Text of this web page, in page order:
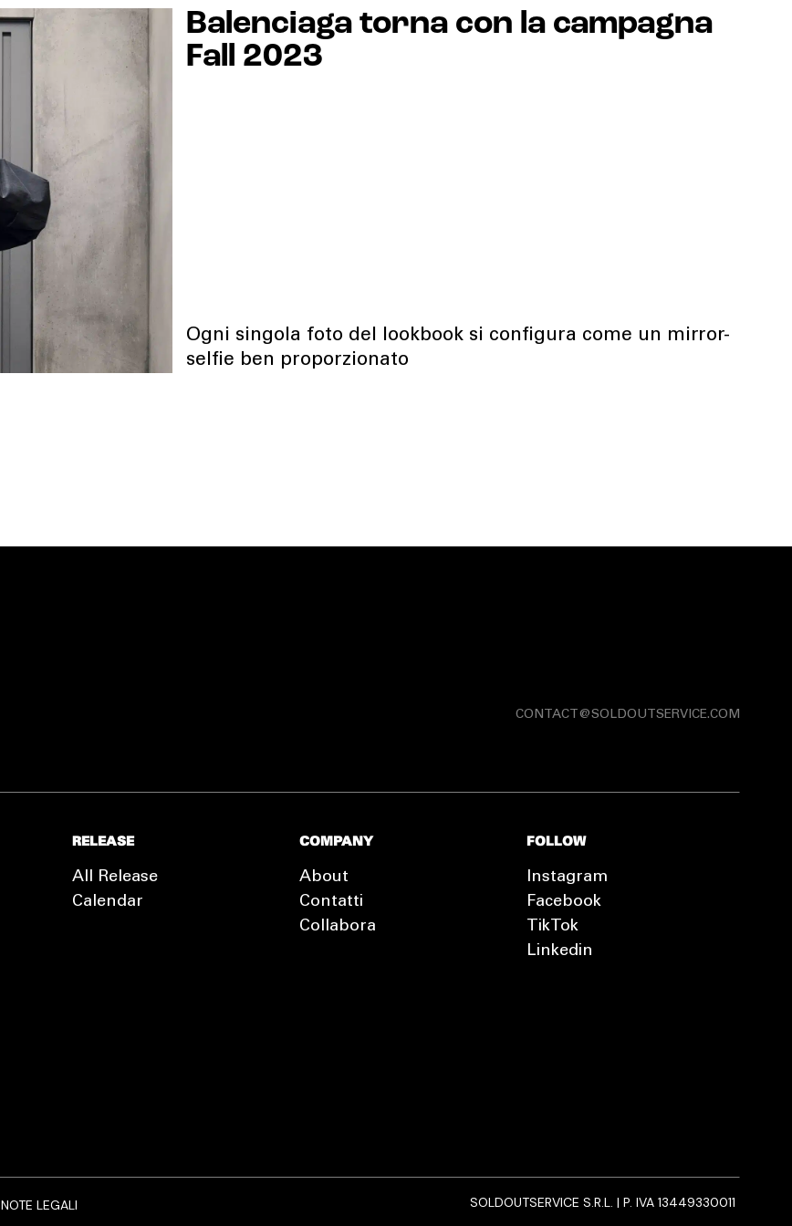
Balenciaga torna con la campagna
Fall 2023
Ogni singola foto del lookbook si configura come un mirror-
selfie ben proporzionato
CONTACT@SOLDOUTSERVICE.COM
RELEASE
All Release
Calendar
COMPANY
About
Contatti
Collabora
FOLLOW
Instagram
Facebook
TikTok
Linkedin
NOTE LEGALI SOLDOUTSERVICE S.R.L. | P. IVA 13449330011